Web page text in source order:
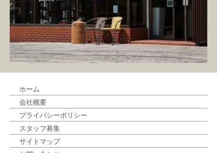
ホーム
会社概要
プライバシーポリシー
スタッフ募集
サイトマップ